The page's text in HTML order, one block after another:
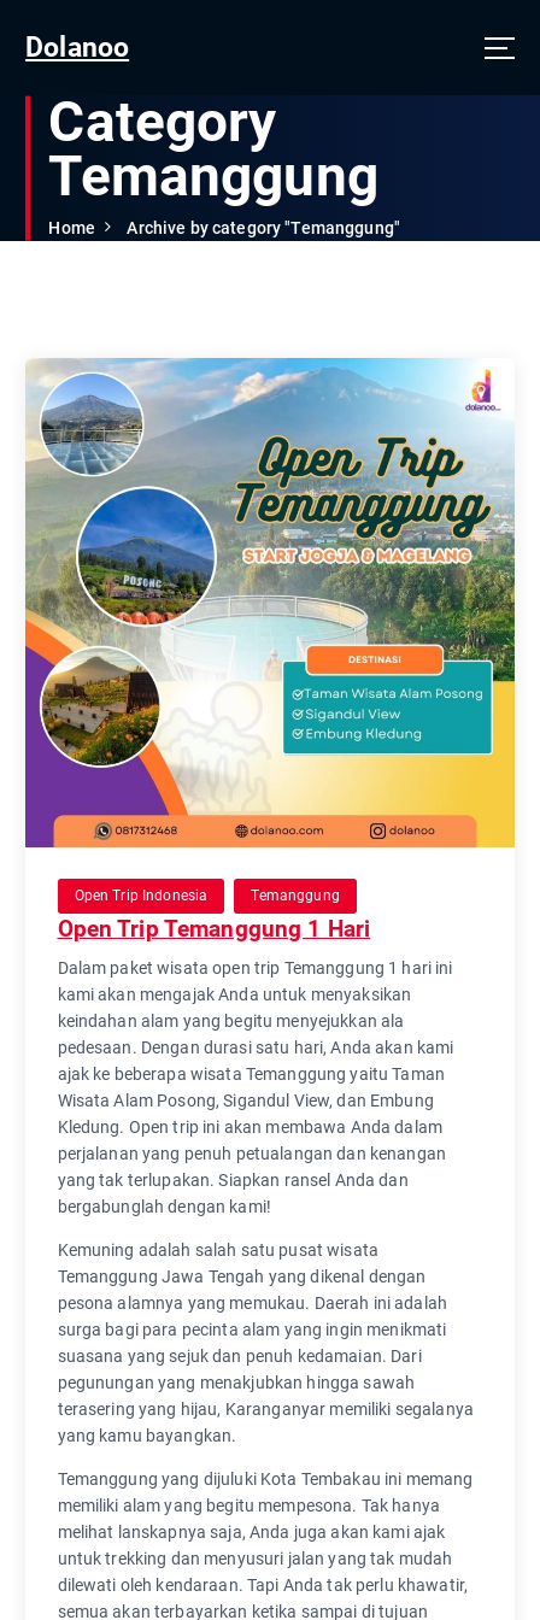
Dolanoo
Category
Temanggung
Home Archive by category "Temanggung"
Open Trip Indonesia Temanggung
Open Trip Temanggung 1 Hari
Dalam paket wisata open trip Temanggung 1 hari ini
kami akan mengajak Anda untuk menyaksikan
keindahan alam yang begitu menyejukkan ala
pedesaan. Dengan durasi satu hari, Anda akan kami
ajak ke beberapa wisata Temanggung yaitu Taman
Wisata Alam Posong, Sigandul View, dan Embung
Kledung. Open trip ini akan membawa Anda dalam
perjalanan yang penuh petualangan dan kenangan
yang tak terlupakan. Siapkan ransel Anda dan
bergabunglah dengan kami!
Kemuning adalah salah satu pusat wisata
Temanggung Jawa Tengah yang dikenal dengan
pesona alamnya yang memukau. Daerah ini adalah
surga bagi para pecinta alam yang ingin menikmati
suasana yang sejuk dan penuh kedamaian. Dari
pegunungan yang menakjubkan hingga sawah
terasering yang hijau, Karanganyar memiliki segalanya
yang kamu bayangkan.
Temanggung yang dijuluki Kota Tembakau ini memang
memiliki alam yang begitu mempesona. Tak hanya
melihat lanskapnya saja, Anda juga akan kami ajak
untuk trekking dan menyusuri jalan yang tak mudah
dilewati oleh kendaraan. Tapi Anda tak perlu khawatir,
semua akan terbayarkan ketika sampai di tujuan